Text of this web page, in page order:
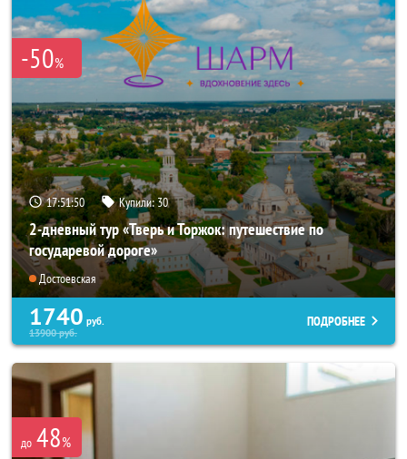
-50%
17:51:47 Купили:30
2-дневный тур «Тверь и Торжок: путешествие по
государевой дороге»
Достоевская
1740 руб.
13900руб.
ПОДРОБНЕЕ
до 48%